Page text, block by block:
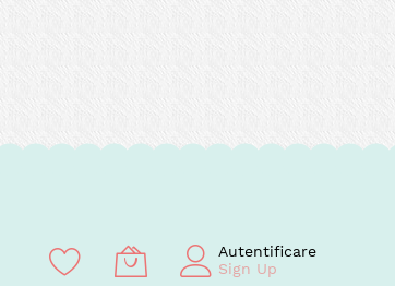
Autentificare
Sign Up